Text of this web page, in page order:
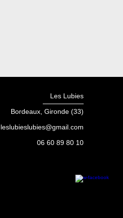
Les Lubies
Bordeaux, Gironde (33)
leslubieslubies@gmail.com
06 60 89 80 10